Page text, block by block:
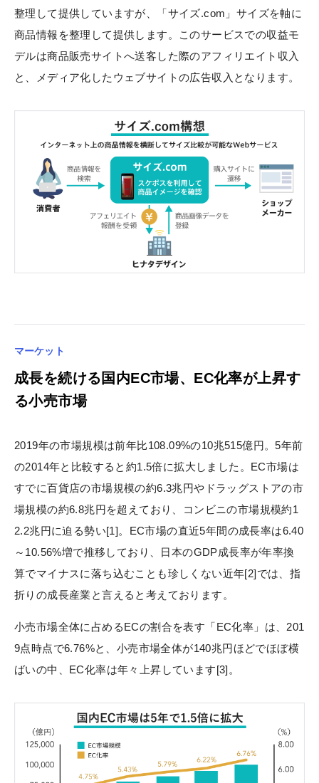
整理して提供していますが、「サイズ.com」サイズを軸に
商品情報を整理して提供します。このサービスでの収益モ
デルは商品販売サイトへ送客した際のアフィリエイト収入
と、メディア化したウェブサイトの広告収入となります。
マーケット
成長を続ける国内EC市場、EC化率が上昇す
る小売市場
2019年の市場規模は前年比108.09%の10兆515億円。5年前
の2014年と比較すると約1.5倍に拡大しました。EC市場は
すでに百貨店の市場規模の約6.3兆円やドラッグストアの市
場規模の約6.8兆円を超えており、コンビニの市場規模約1
2.2兆円に迫る勢い[1]。EC市場の直近5年間の成長率は6.40
～10.56%増で推移しており、日本のGDP成長率が年率換
算でマイナスに落ち込むことも珍しくない近年[2]では、指
折りの成長産業と言えると考えております。
小売市場全体に占めるECの割合を表す「EC化率」は、201
9点時点で6.76%と、小売市場全体が140兆円ほどでほぼ横
ばいの中、EC化率は年々上昇しています[3]。